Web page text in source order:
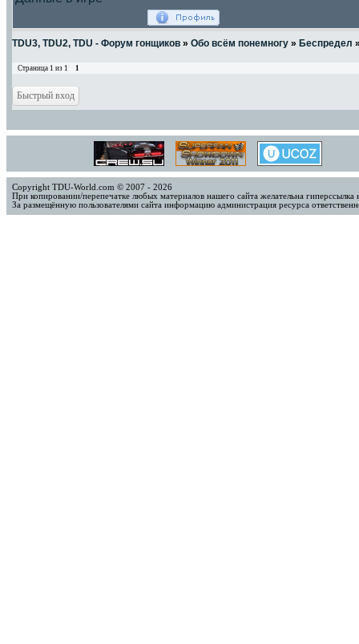
TDU3, TDU2, TDU - Форум гонщиков » Обо всём понемногу » Беспредел
Страница 1 из 1 1
Copyright TDU-World.com © 2007 - 2026
При копировании/перепечатке любых материалов нашего сайта желательна
За размещённую пользователями сайта информацию администрация ресурса